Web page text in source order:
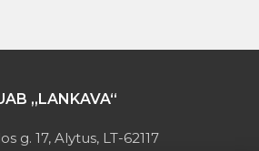
„LANKAVA“
g. 17, Alytus, LT-62117